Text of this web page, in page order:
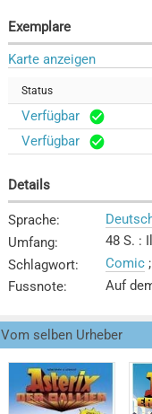
Exemplare
Karte anzeigen
Status
Verfügbar
Verfügbar
Details
Sprache:
Umfang:
48 S. :
Schlagwort: Comic;
Fussnote: Auf
Vom selben Urheber